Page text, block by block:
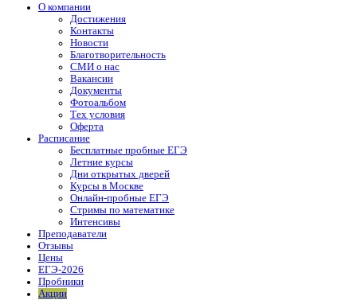
О компании
Достижения
Контакты
Новости
Благотворительность
СМИ о нас
Вакансии
Документы
Фотоальбом
Тех условия
Оферта
Расписание
Бесплатные пробные ЕГЭ
Летние курсы
Дни открытых дверей
Курсы в Москве
Онлайн-пробные ЕГЭ
Стримы по математике
Интенсивы
Преподаватели
Отзывы
Цены
ЕГЭ-2026
Пробники
Акции